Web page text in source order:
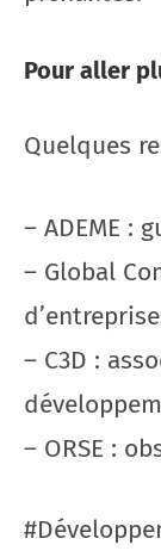
Pour aller
Quelques
– ADEME :
– Global
– C3D :
– ORSE :